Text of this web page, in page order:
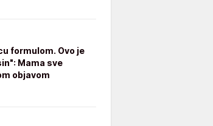
formulom. Ovo je
Mama sve
objavom